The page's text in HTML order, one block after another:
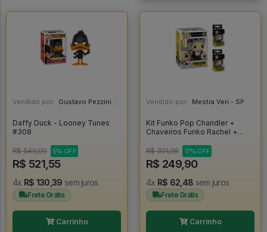
Vendido por: Gustavo Pezzini - MG
Daffy Duck - Looney Tunes
#308
R$ 549,00 5% OFF
R$ 521,55
4x R$ 130,39 sem juros
Frete Grátis
Carrinho
Vendido por: Mestra Veri - SP
Kit Funko Pop Chandler +
Chaveiros Funko Rachel +
R$ 301,08
17% OFF
R$ 249,90
4x R$ 62,48 sem juros
Frete Grátis
Carrinho